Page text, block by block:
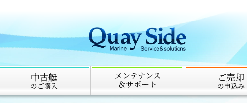
中古艇
のご購入
メンテナンス
＆サポート
ご売却
の申込み